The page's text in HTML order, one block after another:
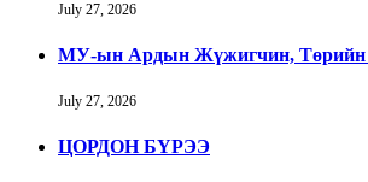
July 27, 2026
МУ-ын Ардын Жүжигчин, Төрийн
July 27, 2026
ЦОРДОН БҮРЭЭ